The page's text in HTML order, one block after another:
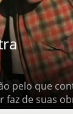
que contam,
obras quase